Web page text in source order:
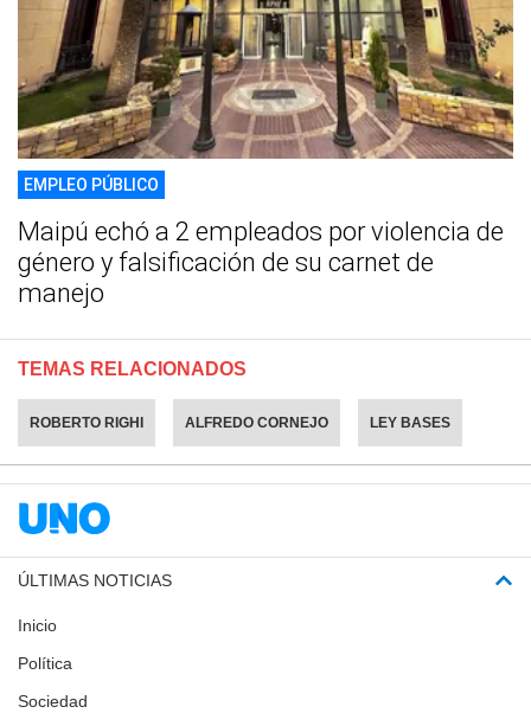
EMPLEO PÚBLICO
Maipú echó a 2 empleados por violencia de
género y falsificación de su carnet de
manejo
TEMAS RELACIONADOS
ROBERTO RIGHI ALFREDO CORNEJO LEY BASES
ÚLTIMAS NOTICIAS
Inicio
Política
Sociedad